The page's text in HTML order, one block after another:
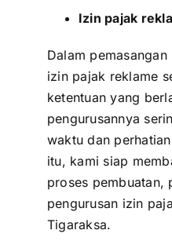
Izin pajak
Dalam
izin pajak reklame
ketentuan yang
pengurusannya
waktu dan
itu, kami siap
proses pembuatan,
pengurusan izin
Tigaraksa.